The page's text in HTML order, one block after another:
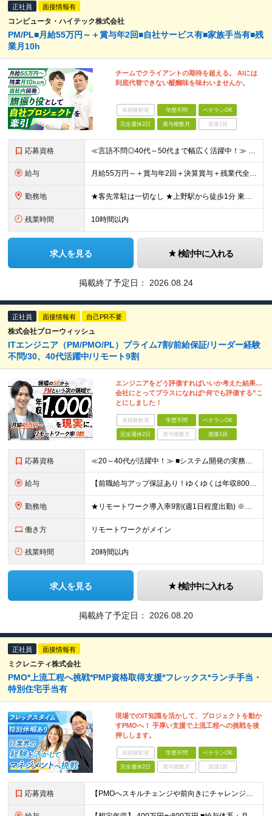
正社員 面接情報有
コンピュータ・ハイテック株式会社
PM/PL■月給55万円～＋賞与年2回■自社サービス有■家族手当有■残
業月10h
チームでクライアントの期待を超える。 AIには
到底代替できない醍醐味を味わいませんか。
未経験歓迎 学歴不問 ベテランOK
完全週休2日 賞与複数月 面接1回
応募資格 ≪言語不問◎40代～50代まで幅広く活躍中！≫ ■学歴不問 ■開発経験をお持ちの方 ★PM/PL、社内管理職などマネジメント経験をお持ちの方は優遇します！
給与 月給55万円～＋賞与年2回＋決算賞与＋残業代全額支給＋各手当 ※月給の金額は経験やスキルを考慮して、決定します ※残業代は別途全額支給します ※試用期間6ヶ月（期間中の給与・待遇に差異はありません）
勤務地 ★客先常駐は一切なし ★上野駅から徒歩1分 東京都台東区東上野3丁目18-7 上野駅前ビル ※（変更の範囲）上記を除く当社関連勤務地
残業時間 10時間以内
求人を見る 検討中に入れる
掲載終了予定日： 2026.08.24
正社員 面接情報有 自己PR不要
株式会社ブローウィッシュ
ITエンジニア（PM/PMO/PL）プライム7割/前給保証/リーダー経験
不問/30、40代活躍中/リモート9割
エンジニアをどう評価すればいいか考えた結果…
会社にとってプラスになれば“何でも評価する”こ
とにしました！
未経験歓迎 学歴不問 ベテランOK
完全週休2日 賞与複数月 面接1回
応募資格 ≪20～40代が活躍中！≫ ■システム開発の実務経験をお持ちの方(言語・年数・上流経験不問) ■学歴不問 ★PM・PL経験者はもちろん、「これからステップアップしたい」という方も歓迎します！ ≪こん
給与 【前職給与アップ保証あり！ゆくゆくは年収800万以上も可能】 月給45万円～＋インセンティブ ※経験や適性を考慮の上、相談し決定します ※上記には固定残業代（20時間分/4万円～）が含まれます
勤務地 ★リモートワーク導入率9割(週1日程度出勤) ※出社が伴う場合は東京23区・横浜を中心としたクライアント先になります。 【本社】 東京都千代田区神田須田町1-3-33 Bizflex神田 4階 (
働き方 リモートワークがメイン
残業時間 20時間以内
求人を見る 検討中に入れる
掲載終了予定日： 2026.08.20
正社員 面接情報有
ミクレニティ株式会社
PMO*上流工程へ挑戦*PMP資格取得支援*フレックス*ランチ手当・
特別住宅手当有
現場でのIT知識を活かして、プロジェクトを動か
すPMOへ！ 手厚い支援で上流工程への挑戦を後
押しします。
未経験歓迎 学歴不問 ベテランOK
完全週休2日 賞与複数月 面接1回
応募資格 【PMOへスキルチェンジや前向きにチャレンジしたい方を歓迎！】 ◆学歴不問 ＜以下いずれかの経験をお持ちの方＞ ・IT業界のご経験が5年以上 ・システム問わず、エンジニアとしてシステム開発に携わった経